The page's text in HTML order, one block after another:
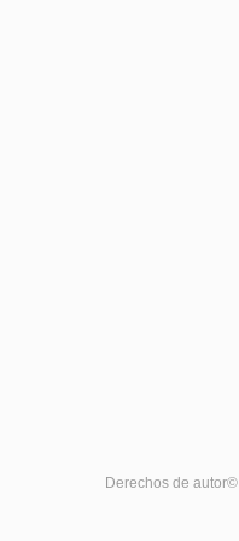
Derechos de autor©